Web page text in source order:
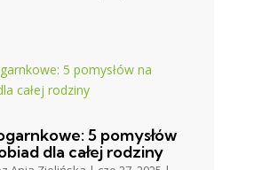
5 pomysłów
dla całej rodziny